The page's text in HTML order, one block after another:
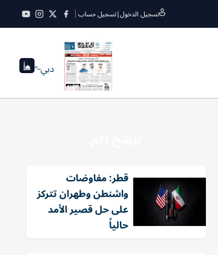
تسجيل الدخول|تسجيل حساب
دبي--°
قطر: مفاوضات
واشنطن وطهران تتركز
على حل قصير الأمد
حالياً